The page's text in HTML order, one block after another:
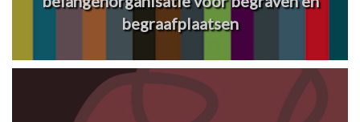
begraafplaatsen